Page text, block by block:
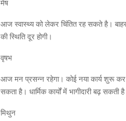
मेष
आज स्वास्थ्य को लेकर चिंतित रह सकते है। बाहर
की स्थिति दूर होगी।
वृषभ
आज मन प्रसन्न रहेगा। कोई नया कार्य शुरू
सकता है। धार्मिक कार्यों में भागीदारी बढ़ सकती
मिथुन